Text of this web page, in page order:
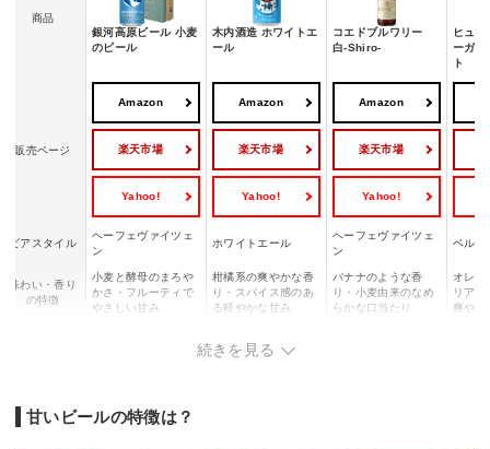
商品
銀河高原ビール 小麦
のビール
木内酒造 ホワイトエ
ール
コエドブルワリー
白-Shiro-
ヒュ
ーガル
ト
販売ページ
Amazon
楽天市場
Yahoo!
Amazon
楽天市場
Yahoo!
Amazon
楽天市場
Yahoo!
ビアスタイル
ヘーフェヴァイツェ
ン
ホワイトエール
ヘーフェヴァイツェ
ン
ベルジ
味わい・香り
の特徴
小麦と酵母のまろや
かさ・フルーティで
やさしい甘み
柑橘系の爽やかな香
り・スパイス感のあ
る軽やかな甘み
バナナのような香
り・小麦由来のなめ
らかな口当たり
オレン
リア
爽やか
白身魚・サラダ・ハ
ーブを使った料理
すすめ
る方
続きを見る
甘いビールの特徴は？